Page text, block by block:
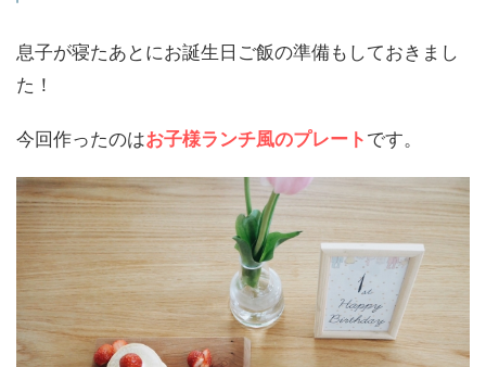
息子が寝たあとにお誕生日ご飯の準備もしておきまし
た！
今回作ったのはお子様ランチ風のプレート です。